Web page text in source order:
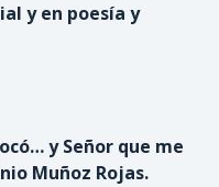
y en poesía y
y Señor que me
Muñoz Rojas.